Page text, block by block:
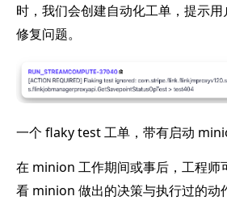
时，我们会创建自动化工单，提示
修复问题。
一个 flaky test 工单，带有启动
在 minion 工作期间或事后，工程师
看 minion 做出的决策与执行过的动